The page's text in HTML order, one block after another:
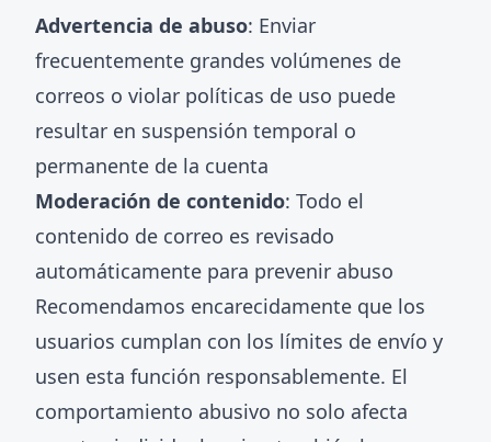
Advertencia de abuso: Enviar
frecuentemente grandes volúmenes de
correos o violar políticas de uso puede
resultar en suspensión temporal o
permanente de la cuenta
Moderación de contenido: Todo el
contenido de correo es revisado
automáticamente para prevenir abuso
Recomendamos encarecidamente que los
usuarios cumplan con los límites de envío y
usen esta función responsablemente. El
comportamiento abusivo no solo afecta